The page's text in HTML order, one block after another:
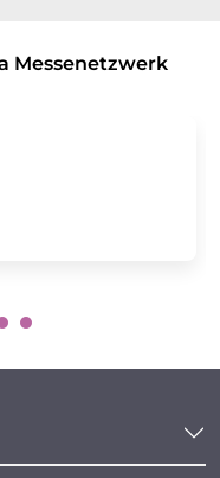
Messenetzwerk